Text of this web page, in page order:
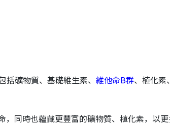
礦物質、基礎維生素、 維他命B群、植化素、
同時也蘊藏更豐富的礦物質、植化素，以